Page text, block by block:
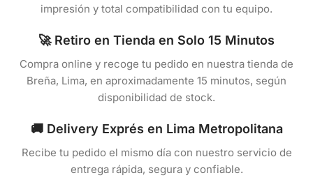
impresión y total compatibilidad con tu equipo.
🚀 Retiro en Tienda en Solo 15 Minutos
Compra online y recoge tu pedido en nuestra tienda de
Breña, Lima, en aproximadamente 15 minutos, según
disponibilidad de stock.
🚚 Delivery Exprés en Lima Metropolitana
Recibe tu pedido el mismo día con nuestro servicio de
entrega rápida, segura y confiable.